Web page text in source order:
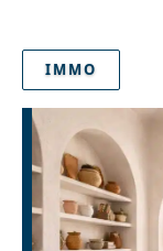
IMMO